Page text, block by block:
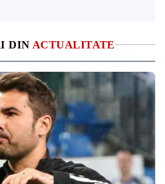
DIN ACTUALITATE